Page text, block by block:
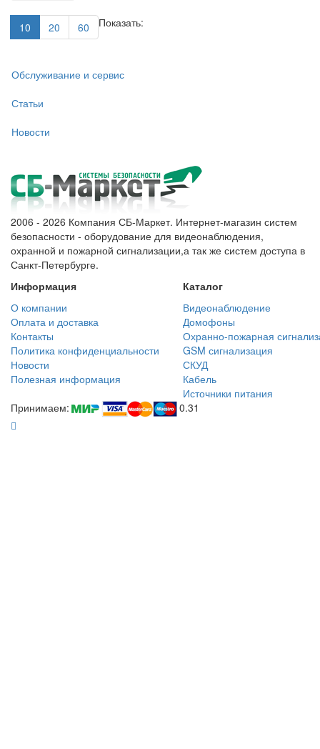
Показать:
10 20 60
Обслуживание и сервис
Статьи
Новости
2006 - 2026 Компания СБ-Маркет. Интернет-магазин систем
безопасности - оборудование для видеонаблюдения,
охранной и пожарной сигнализации,а так же систем доступа в
Санкт-Петербурге.
Информация
Каталог
О компании
Видеонаблюдение
Оплата и доставка
Домофоны
Контакты
Охранно-пожарная
Политика конфиденциальности
GSM сигнализация
Новости
СКУД
Полезная информация
Кабель
Источники питания
Принимаем:
0.31